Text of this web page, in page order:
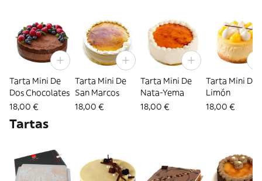
Tarta Mini De
Dos Chocolates
18,00 €
Tarta Mini De
San Marcos
18,00 €
Tarta Mini De
Nata-Yema
18,00 €
Tarta Mini De
Limón
18,00 €
Tartas